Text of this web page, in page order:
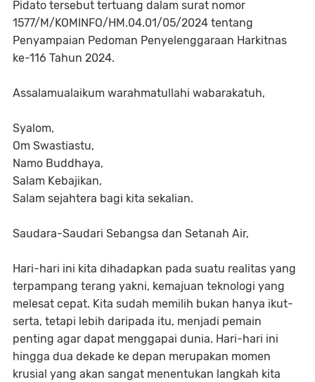
Pidato tersebut tertuang dalam surat nomor
1577/M/KOMINFO/HM.04.01/05/2024 tentang
Penyampaian Pedoman Penyelenggaraan Harkitnas
ke-116 Tahun 2024.
Assalamualaikum warahmatullahi wabarakatuh,
Syalom,
Om Swastiastu,
Namo Buddhaya,
Salam Kebajikan,
Salam sejahtera bagi kita sekalian.
Saudara-Saudari Sebangsa dan Setanah Air,
Hari-hari ini kita dihadapkan pada suatu realitas yang
terpampang terang yakni, kemajuan teknologi yang
melesat cepat. Kita sudah memilih bukan hanya ikut-
serta, tetapi lebih daripada itu, menjadi pemain
penting agar dapat menggapai dunia. Hari-hari ini
hingga dua dekade ke depan merupakan momen
krusial yang akan sangat menentukan langkah kita